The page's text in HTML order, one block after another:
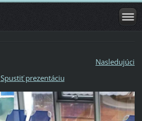
Nasledujúci
Spustiť prezentáciu